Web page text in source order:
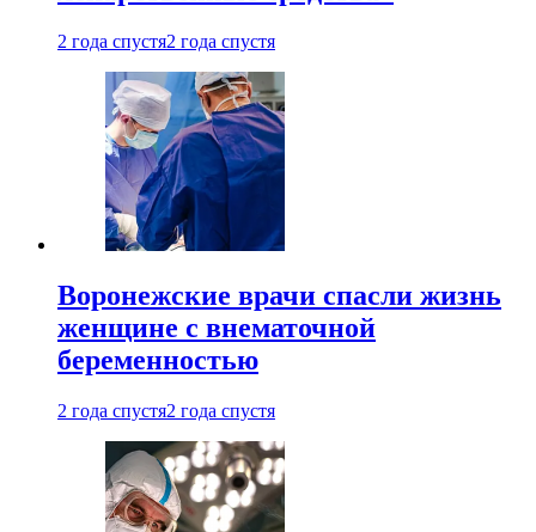
2 года спустя2 года спустя
Воронежские врачи спасли жизнь
женщине с внематочной
беременностью
2 года спустя2 года спустя